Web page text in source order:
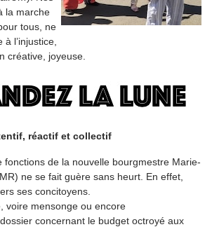
la marche
tous, ne
l’injustice,
créative, joyeuse.
réactif et collectif
fonctions de la nouvelle bourgmestre Marie-
ne se fait guère sans heurt. En effet,
ses concitoyens.
voire mensonge ou encore
concernant le budget octroyé aux